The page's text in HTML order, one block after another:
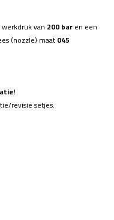
van 200 bar en een
(nozzle) maat 045
revisie setjes.